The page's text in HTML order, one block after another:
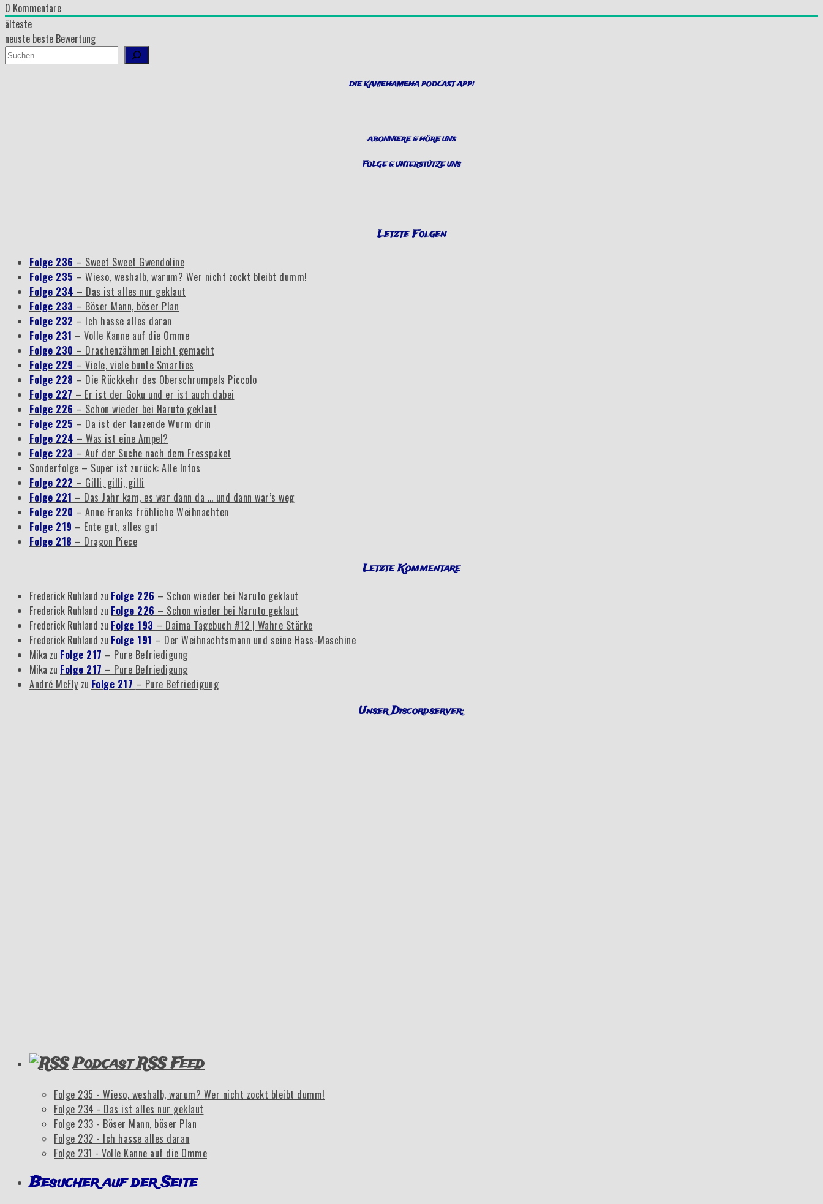
0 Kommentare
älteste
neuste beste Bewertung
Suchen
DIE KAMEHAMEHA PODCAST APP!
ABONNIERE & HÖRE UNS
FOLGE & UNTERSTÜTZE UNS
Letzte Folgen
Folge 236 – Sweet Sweet Gwendoline
Folge 235 – Wieso, weshalb, warum? Wer nicht zockt bleibt dumm!
Folge 234 – Das ist alles nur geklaut
Folge 233 – Böser Mann, böser Plan
Folge 232 – Ich hasse alles daran
Folge 231 – Volle Kanne auf die Omme
Folge 230 – Drachenzähmen leicht gemacht
Folge 229 – Viele, viele bunte Smarties
Folge 228 – Die Rückkehr des Oberschrumpels Piccolo
Folge 227 – Er ist der Goku und er ist auch dabei
Folge 226 – Schon wieder bei Naruto geklaut
Folge 225 – Da ist der tanzende Wurm drin
Folge 224 – Was ist eine Ampel?
Folge 223 – Auf der Suche nach dem Fresspaket
Sonderfolge – Super ist zurück: Alle Infos
Folge 222 – Gilli, gilli, gilli
Folge 221 – Das Jahr kam, es war dann da … und dann war’s weg
Folge 220 – Anne Franks fröhliche Weihnachten
Folge 219 – Ente gut, alles gut
Folge 218 – Dragon Piece
Letzte Kommentare
Frederick Ruhland zu Folge 226 – Schon wieder bei Naruto geklaut
Frederick Ruhland zu Folge 226 – Schon wieder bei Naruto geklaut
Frederick Ruhland zu Folge 193 – Daima Tagebuch #12 | Wahre Stärke
Frederick Ruhland zu Folge 191 – Der Weihnachtsmann und seine Hass-Maschine
Mika zu Folge 217 – Pure Befriedigung
Mika zu Folge 217 – Pure Befriedigung
André McFly zu Folge 217 – Pure Befriedigung
Unser Discordserver:
Podcast RSS Feed
Folge 235 - Wieso, weshalb, warum? Wer nicht zockt bleibt dumm!
Folge 234 - Das ist alles nur geklaut
Folge 233 - Böser Mann, böser Plan
Folge 232 - Ich hasse alles daran
Folge 231 - Volle Kanne auf die Omme
Besucher auf der Seite